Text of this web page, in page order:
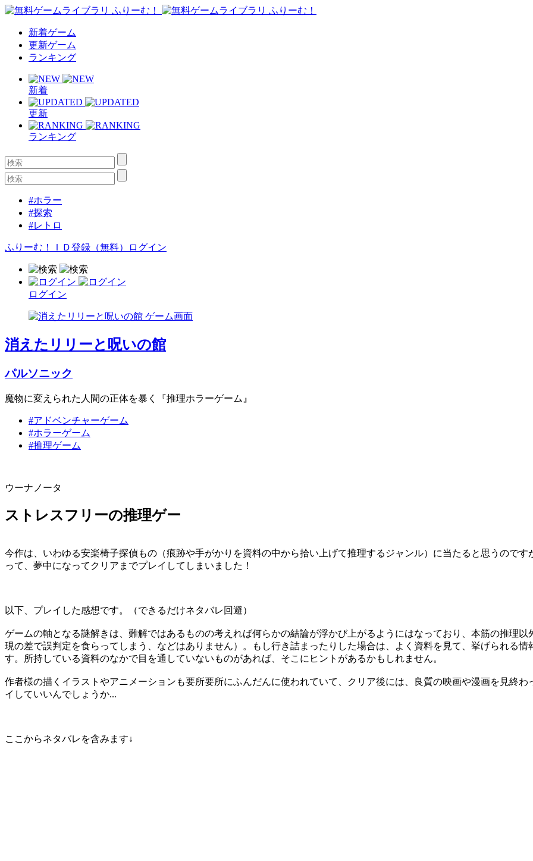
新着ゲーム
更新ゲーム
ランキング
新着
更新
ランキング
#ホラー
#探索
#レトロ
ふりーむ！ＩＤ登録（無料） ログイン
ログイン
消えたリリーと呪いの館
パルソニック
魔物に変えられた人間の正体を暴く『推理ホラーゲーム』
#アドベンチャーゲーム
#ホラーゲーム
#推理ゲーム
ウーナノータ
ストレスフリーの推理ゲー
今作は、いわゆる安楽椅子探偵もの（痕跡や手がかりを資料の中から拾い上げて推理するジャンル）に当たると思うので
って、夢中になってクリアまでプレイしてしまいました！
以下、プレイした感想です。（できるだけネタバレ回避）
ゲームの軸となる謎解きは、難解ではあるものの考えれば何らかの結論が浮かび上がるようにはなっており、本筋の推理
現の差で誤判定を食らってしまう、などはありません）。もし行き詰まったりした場合は、よく資料を見て、挙げられる
す。所持している資料のなかで目を通していないものがあれば、そこにヒントがあるかもしれません。
作者様の描くイラストやアニメーションも要所要所にふんだんに使われていて、クリア後には、良質の映画や漫画を見終
イしていいんでしょうか...
ここからネタバレを含みます↓